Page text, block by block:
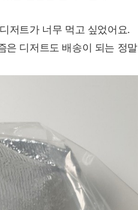
저트가 너무 먹고 싶었어요.
은 디저트도 배송이 되는 정말